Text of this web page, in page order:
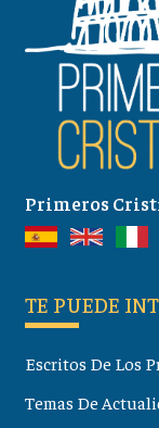
Primeros
TE PUEDE
Escritos De Los
Temas De